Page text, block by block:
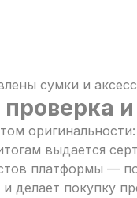
сумки и
выдается
платформы —
делает покупку